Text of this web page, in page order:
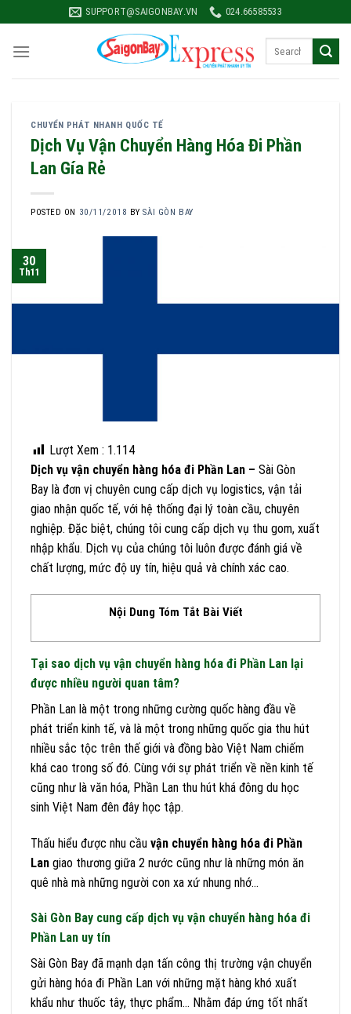
to
content
SUPPORT@SAIGONBAY.VN 024.66585533
CHUYỂN PHÁT NHANH QUỐC TẾ
Dịch Vụ Vận Chuyển Hàng Hóa Đi Phần
Lan Gía Rẻ
POSTED ON 30/11/2018 BYSÀI GÒN BAY
30
Th11
Lượt Xem : 1.114
Dịch vụ vận chuyển hàng hóa đi Phần Lan – Sài Gòn
Bay là đơn vị chuyên cung cấp dịch vụ logistics, vận tải
giao nhận quốc tế, với hệ thống đại lý toàn cầu, chuyên
nghiệp. Đặc biệt, chúng tôi cung cấp dịch vụ thu gom, xuất
nhập khẩu. Dịch vụ của chúng tôi luôn được đánh giá về
chất lượng, mức độ uy tín, hiệu quả và chính xác cao.
Nội Dung Tóm Tắt Bài Viết
Tại sao dịch vụ vận chuyển hàng hóa đi Phần Lan lại
được nhiều người quan tâm?
Phần Lan là một trong những cường quốc hàng đầu về
phát triển kinh tế, và là một trong những quốc gia thu hút
nhiều sắc tộc trên thế giới và đồng bào Việt Nam chiếm
khá cao trong số đó. Cùng với sự phát triển về nền kinh tế
cũng như là văn hóa, Phần Lan thu hút khá đông du học
sinh Việt Nam đên đây học tập.
Thấu hiểu được nhu cầu vận chuyển hàng hóa đi Phần
Lan giao thương giữa 2 nước cũng như là những món ăn
quê nhà mà những người con xa xứ nhung nhớ…
Sài Gòn Bay cung cấp dịch vụ vận chuyển hàng hóa đi
Phần Lan uy tín
Sài Gòn Bay đã mạnh dạn tấn công thị trường vận chuyển
gửi hàng hóa đi Phần Lan với những mặt hàng khó xuất
khẩu như thuốc tây, thực phẩm… Nhằm đáp ứng tốt nhất